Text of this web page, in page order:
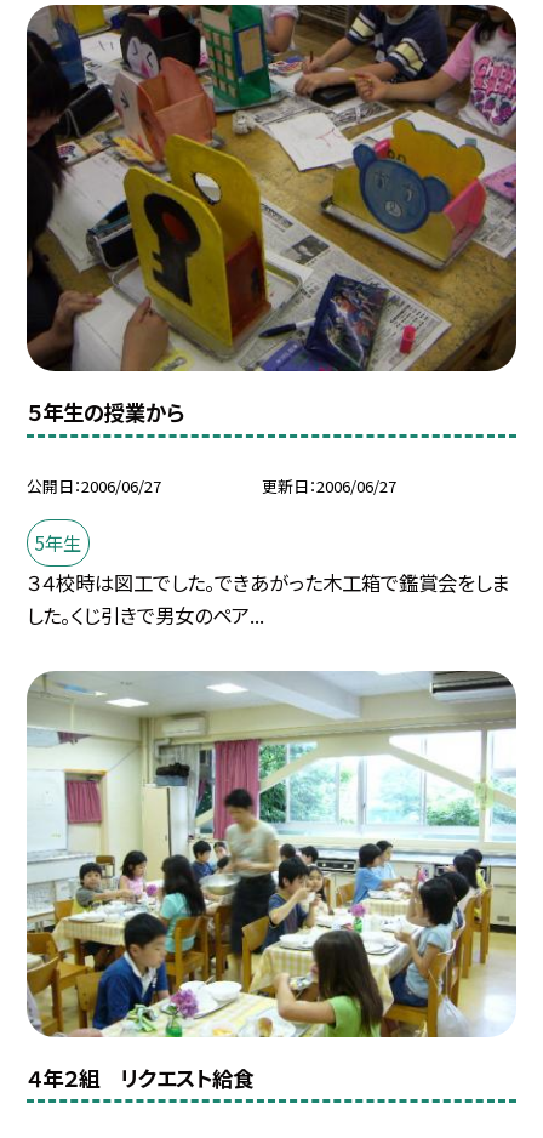
５年生の授業から
公開日 2006/06/27 更新日 2006/06/27
5年生
３４校時は図工でした。できあがった木工箱で鑑賞会をしま
した。くじ引きで男女のペア...
４年２組 リクエスト給食